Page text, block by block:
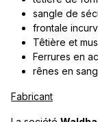
sangle de
frontale
Têtière et
Ferrures en
rênes en
Fabricant